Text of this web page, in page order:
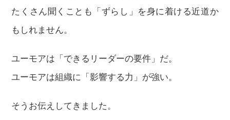
たくさん聞くことも「ずらし」を身に着ける近道か
もしれません。
ユーモアは「できるリーダーの要件」だ。
ユーモアは組織に「影響する力」が強い。
そうお伝えしてきました。